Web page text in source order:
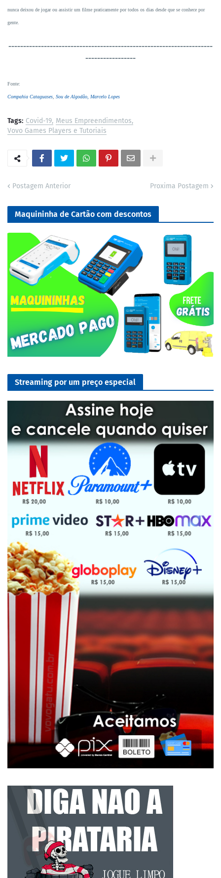
nunca deixou de jogar ou assistir um filme praticamente por todos os dias desde que se conhece por
gente.
---------------------------------------------------------------------
-----------------
Fonte:
Compahia Cataguases, Sou de Algodão, Marcelo Lopes
Tags: Covid-19 Meus Empreendimentos
Vovo Games Players e Tutoriais
Postagem Anterior Proxima Postagem
Maquininha de Cartão com descontos
Streaming por um preço especial